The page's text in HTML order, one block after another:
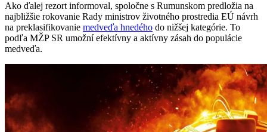
Ako ďalej rezort informoval, spoločne s Rumunskom predložia na
najbližšie rokovanie Rady ministrov životného prostredia EÚ návrh
na preklasifikovanie medveďa hnedého do nižšej kategórie. To
podľa MŽP SR umožní efektívny a aktívny zásah do populácie
medveďa.